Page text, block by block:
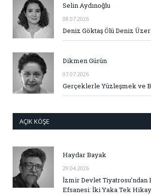
Selin Aydınoğlu
08.07.2026
Deniz Göktaş Ölü Deniz
Dikmen Gürün
07.07.2026
Gerçeklerle Yüzleşmek ve
AÇIK KÖŞE
Haydar Bayak
29.04.2026
İzmir Devlet Tiyatrosu’ndan
Efsanesi: İki Yaka Tek